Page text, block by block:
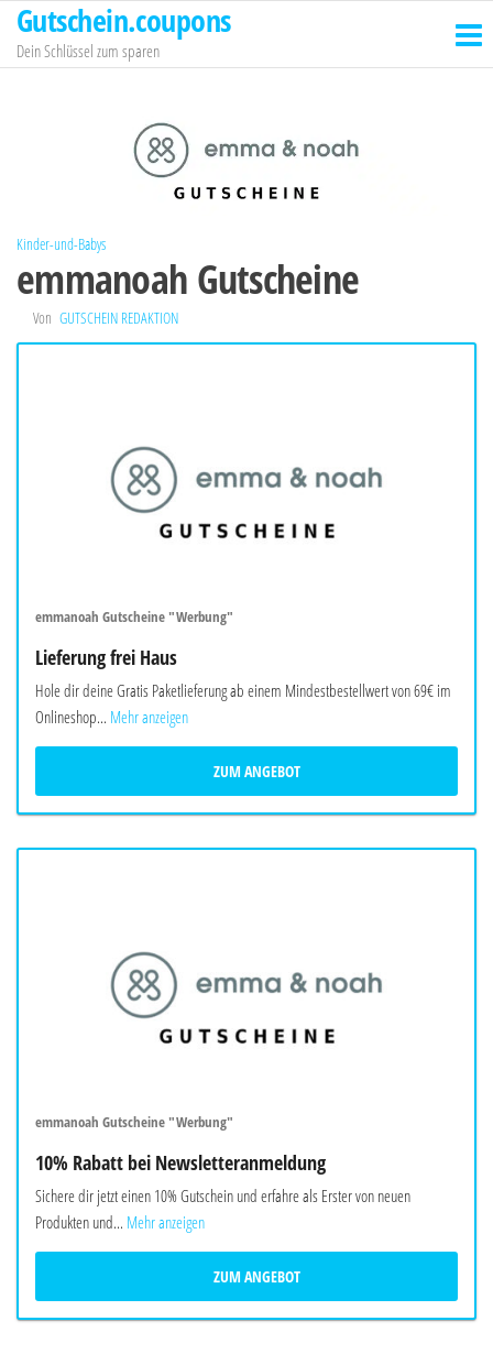
Zum
Inhalt
springen
Gutschein.coupons
Dein Schlüssel zum sparen
Kinder-und-Babys
emmanoah Gutscheine
Von GUTSCHEIN REDAKTION
emmanoah Gutscheine "Werbung"
Lieferung frei Haus
Hole dir deine Gratis Paketlieferung ab einem Mindestbestellwert von 69€ im
Onlineshop... Mehr anzeigen
ZUM ANGEBOT
emmanoah Gutscheine "Werbung"
10% Rabatt bei Newsletteranmeldung
Sichere dir jetzt einen 10% Gutschein und erfahre als Erster von neuen
Produkten und... Mehr anzeigen
ZUM ANGEBOT